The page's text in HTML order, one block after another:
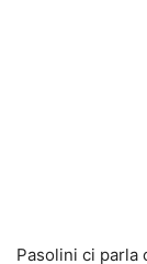
Pasolini ci parla